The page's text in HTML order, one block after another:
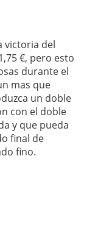
victoria del
€, pero esto
durante el
mas que
un doble
con el doble
y que pueda
final de
fino.